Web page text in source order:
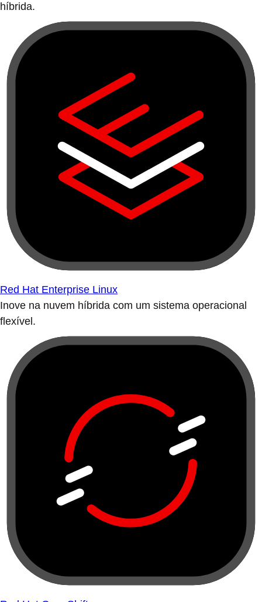
híbrida.
Red Hat Enterprise Linux
Inove na nuvem híbrida com um sistema operacional
flexível.